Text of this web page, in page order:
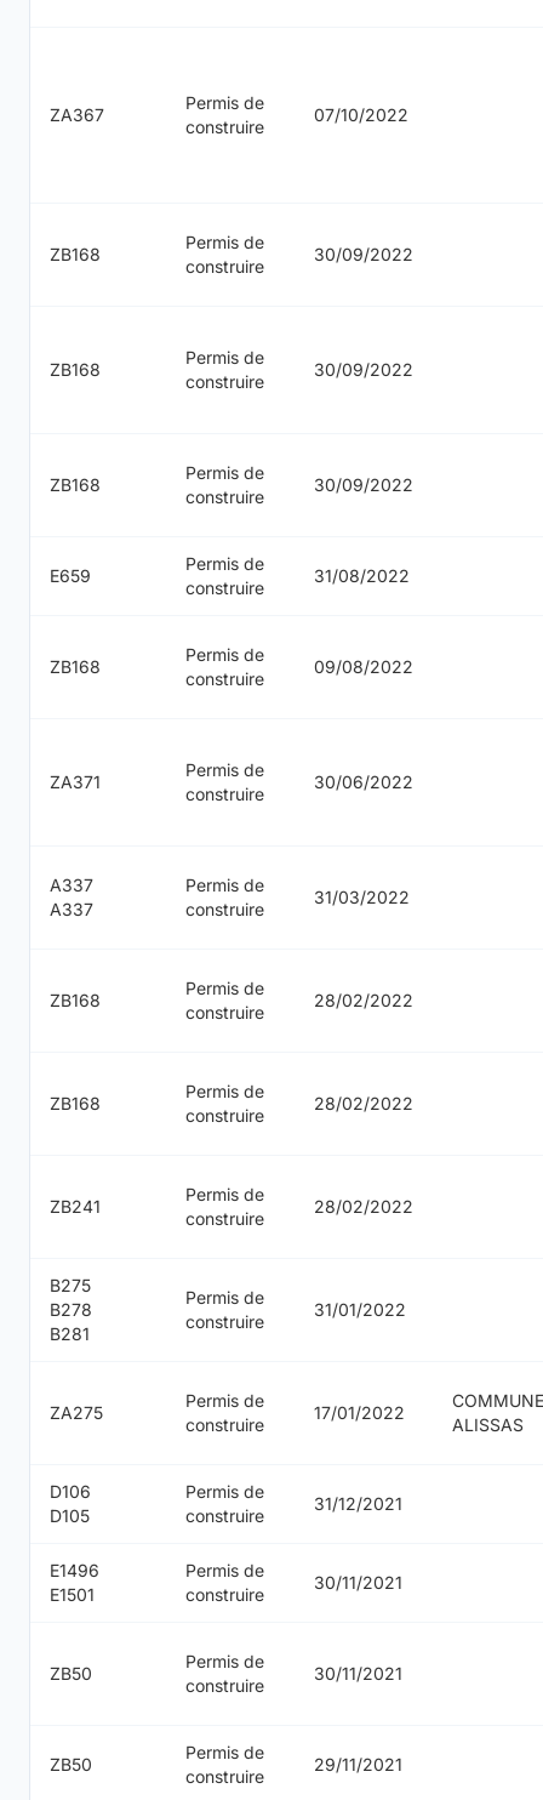
ZA367
Permis de
construire
07/10/2022
ZB168
Permis de
construire
30/09/2022
ZB168
Permis de
construire
30/09/2022
ZB168
Permis de
construire
30/09/2022
E659
Permis de
construire
31/08/2022
ZB168
Permis de
construire
09/08/2022
ZA371
Permis de
construire
30/06/2022
A337
A337
Permis de
construire
31/03/2022
ZB168
Permis de
construire
28/02/2022
ZB168
Permis de
construire
28/02/2022
ZB241
Permis de
construire
28/02/2022
B275
B278
B281
Permis de
construire
31/01/2022
ZA275
Permis de
construire
17/01/2022
ALISSAS
D106
D105
Permis de
construire
31/12/2021
E1496
E1501
Permis de
construire
30/11/2021
ZB50
Permis de
construire
30/11/2021
ZB50
Permis de
construire
29/11/2021